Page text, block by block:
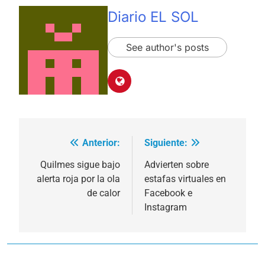
Diario EL SOL
See author's posts
Navegación
de
entradas
Anterior:
Quilmes sigue bajo
alerta roja por la ola
de calor
Siguiente:
Advierten sobre
estafas virtuales en
Facebook e
Instagram